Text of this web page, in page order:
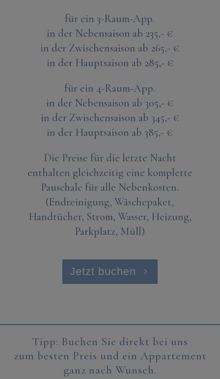
für ein 3-Raum-App.
in der Nebensaison ab 235,- €
in der Zwischensaison ab 265,- €
in der Hauptsaison ab 285,- €
für ein 4-Raum-App.
in der Nebensaison ab 305,- €
in der Zwischensaison ab 345,- €
in der Hauptsaison ab 385,- €
Die Preise für die letzte Nacht
enthalten gleichzeitig eine komplette
Pauschale für alle Nebenkosten.
(Endreinigung, Wäschepaket,
Handtücher, Strom, Wasser, Heizung,
Parkplatz, Müll)
Jetzt buchen
Tipp: Buchen Sie direkt bei uns
zum besten Preis und ein Appartement
ganz nach Wunsch.